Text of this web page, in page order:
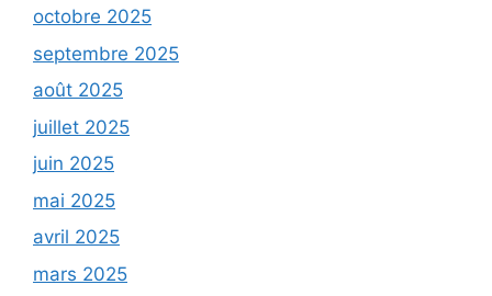
octobre 2025
septembre 2025
août 2025
juillet 2025
juin 2025
mai 2025
avril 2025
mars 2025